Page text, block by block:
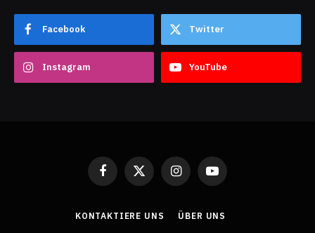
Facebook Twitter
Instagram YouTube
Facebook
X
(Twitter)
InstagramYouTube
KONTAKTIERE UNS
ÜBER UNS